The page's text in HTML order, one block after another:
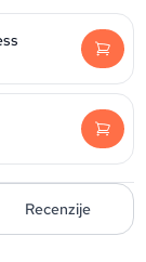
Recenzije